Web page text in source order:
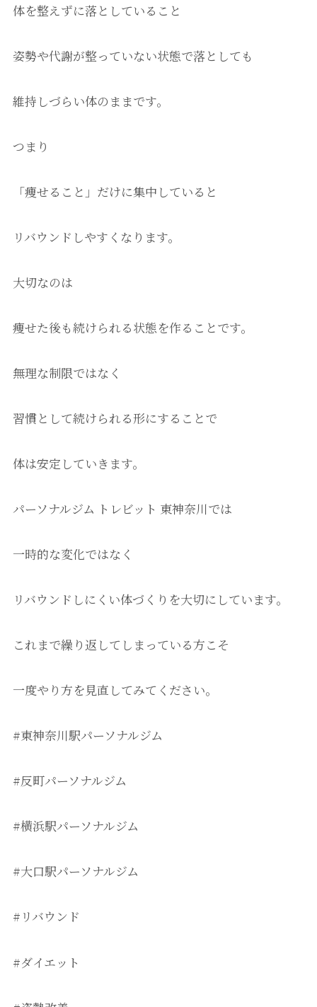
体を整えずに落としていること
姿勢や代謝が整っていない状態で落としても
維持しづらい体のままです。
つまり
「痩せること」だけに集中していると
リバウンドしやすくなります。
大切なのは
痩せた後も続けられる状態を作ることです。
無理な制限ではなく
習慣として続けられる形にすることで
体は安定していきます。
パーソナルジム トレビット 東神奈川では
一時的な変化ではなく
リバウンドしにくい体づくりを大切にしています。
これまで繰り返してしまっている方こそ
一度やり方を見直してみてください。
#東神奈川駅パーソナルジム
#反町パーソナルジム
#横浜駅パーソナルジム
#大口駅パーソナルジム
#リバウンド
#ダイエット